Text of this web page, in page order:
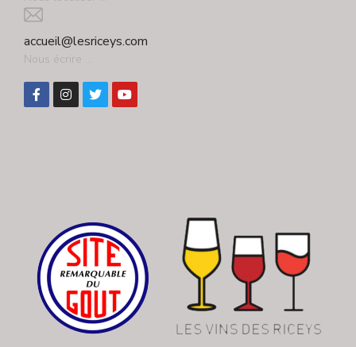
accueil@lesriceys.com
Nous écrire ...